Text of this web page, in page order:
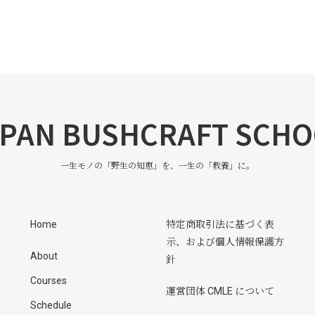
BUSHCRAFT
一生モノの「野生の知恵」を、一生の「教養」に。
Home
About
Courses
Schedule
特定商取引法に基づく表
示、および個人情報保護方
針
運営団体 CMLE について